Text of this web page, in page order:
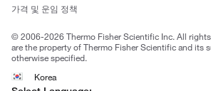
가격 및 운임 정책
© 2006-2026 Thermo Fisher Scientific Inc. All
are the property of Thermo Fisher Scientific and its
otherwise specified.
Korea